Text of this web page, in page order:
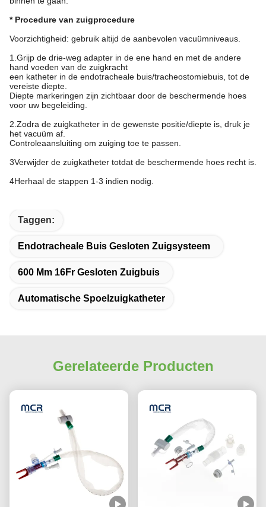
* Procedure van zuigprocedure
Voorzichtigheid: gebruik altijd de aanbevolen vacuümniveaus.
1.Grijp de drie-weg adapter in de ene hand en met de andere
hand voeden van de zuigkracht
een katheter in de endotracheale buis/tracheostomiebuis, tot de
vereiste diepte.
Diepte markeringen zijn zichtbaar door de beschermende hoes
voor uw begeleiding.
2.Zodra de zuigkatheter in de gewenste positie/diepte is, druk je
het vacuüm af.
Controleaansluiting om zuiging toe te passen.
3Verwijder de zuigkatheter totdat de beschermende hoes recht is.
4Herhaal de stappen 1-3 indien nodig.
Taggen:
Endotracheale Buis Gesloten Zuigsysteem
600 Mm 16Fr Gesloten Zuigbuis
Automatische Spoelzuigkatheter
Gerelateerde Producten